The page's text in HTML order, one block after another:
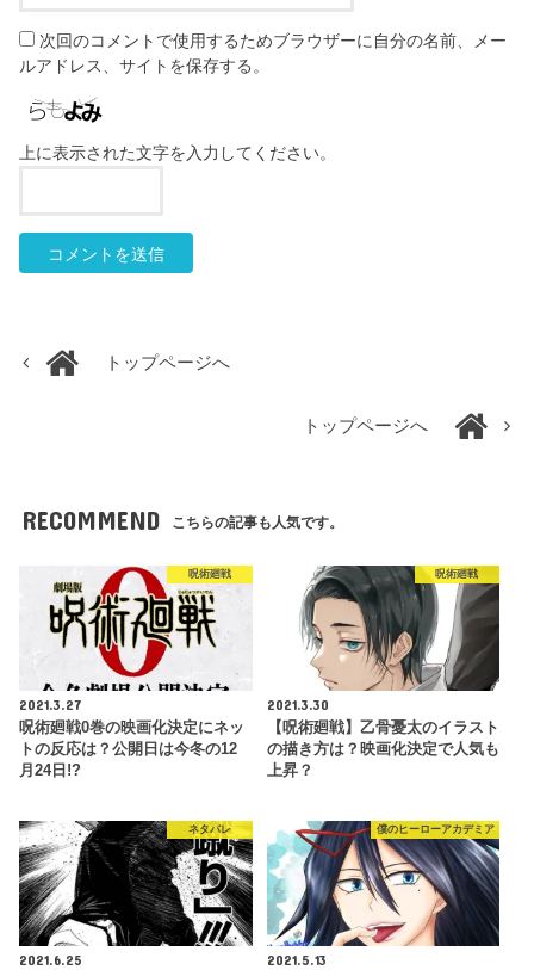
次回のコメントで使用するためブラウザーに自分の名前、メー
ルアドレス、サイトを保存する。
上に表示された文字を入力してください。
トップページへ
トップページへ
RECOMMEND こちらの記事も人気です。
呪術廻戦
2021.3.27
呪術廻戦0巻の映画化決定にネッ
トの反応は？公開日は今冬の12
月24日!?
呪術廻戦
2021.3.30
【呪術廻戦】乙骨憂太のイラスト
の描き方は？映画化決定で人気も
上昇？
ネタバレ
2021.6.25
僕のヒーローアカデミア
2021.5.13